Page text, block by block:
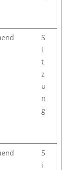
S
i
t
z
u
n
g
S
i